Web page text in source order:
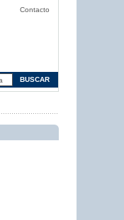
Contacto